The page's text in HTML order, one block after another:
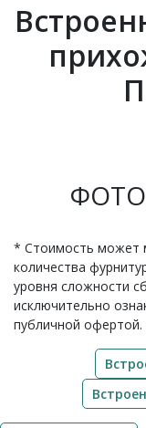
* Стоимость может
количества
уровня сложности
исключительно
публичной офертой.